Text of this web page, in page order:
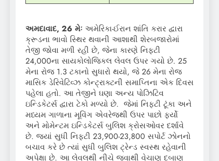
અમદાવાદ, 26 મેઃ અમેરિકા-ઈરાન શાંતિ કરાર દ્વારા
ક્રૂડના ભાવો સ્થિર થવાની આશાથી શેરબજારોમાં
તેજી જોવા મળી રહી છે, જેના કારણે નિફ્ટી
24,000ના સાયકોલોજિકલ લેવલ ઉપર ગયો છે. 25
મેના રોજ 1.3 ટકાનો સુધારો થયો, જે 26 મેના રોજ
માસિક ડેરિવેટિવ્ઝ કોન્ટ્રાક્ટની સમાપ્તિના એક દિવસ
પહેલા હતો. આ તેજીને ઘણા અન્ય પોઝિટિવ
ઇન્ડિકેટર્સ દ્વારા ટેકો મળ્યો છે. જેમાં નિફ્ટી ટૂંકા અને
મધ્યમ ગાળાના મૂવિંગ એવરેજથી ઉપર પાછો ફર્યો
અને મોમેન્ટમ ઇન્ડિકેટર્સ બુલિશ ક્રોસઓવર દર્શાવે
છે. જ્યાં સુધી નિફ્ટી 23,900-23,800 સપોર્ટ ઝોનનો
બચાવ કરે છે ત્યાં સુધી બુલિશ ટ્રેન્ડ સ્વસ્થ રહેવાની
અપેક્ષા છે. આ લેવલથી નીચે જવાથી વેચાણ દબાણ